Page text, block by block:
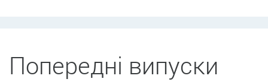
Попередні випуски